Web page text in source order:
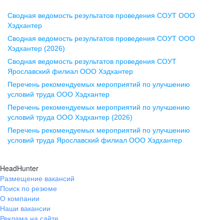
Воронеж
ул. Комиссаржевской, д. 10,
офис 1212
+7 473 280-05-05
pr@vrn.hh.ru
ул. Спартаковская, д. 2А, этаж 3,
помещение 15
+7 843 212-12-50
Екатеринбург
ул. Боевых Дружин, стр. 20,
Сводная ведомость результатов проведения СОУТ ООО
Хэдхантер
Сводная ведомость результатов проведения СОУТ ООО
Хэдхантер (2026)
Сводная ведомость результатов проведения СОУТ
Ярославский филиал ООО Хэдхантер
Перечень рекомендуемых мероприятий по улучшению
условий труда ООО Хэдхантер
Перечень рекомендуемых мероприятий по улучшению
условий труда ООО Хэдхантер (2026)
Перечень рекомендуемых мероприятий по улучшению
условий труда Ярославский филиал ООО Хэдхантер
HeadHunter
Размещение вакансий
Поиск по резюме
О компании
Наши вакансии